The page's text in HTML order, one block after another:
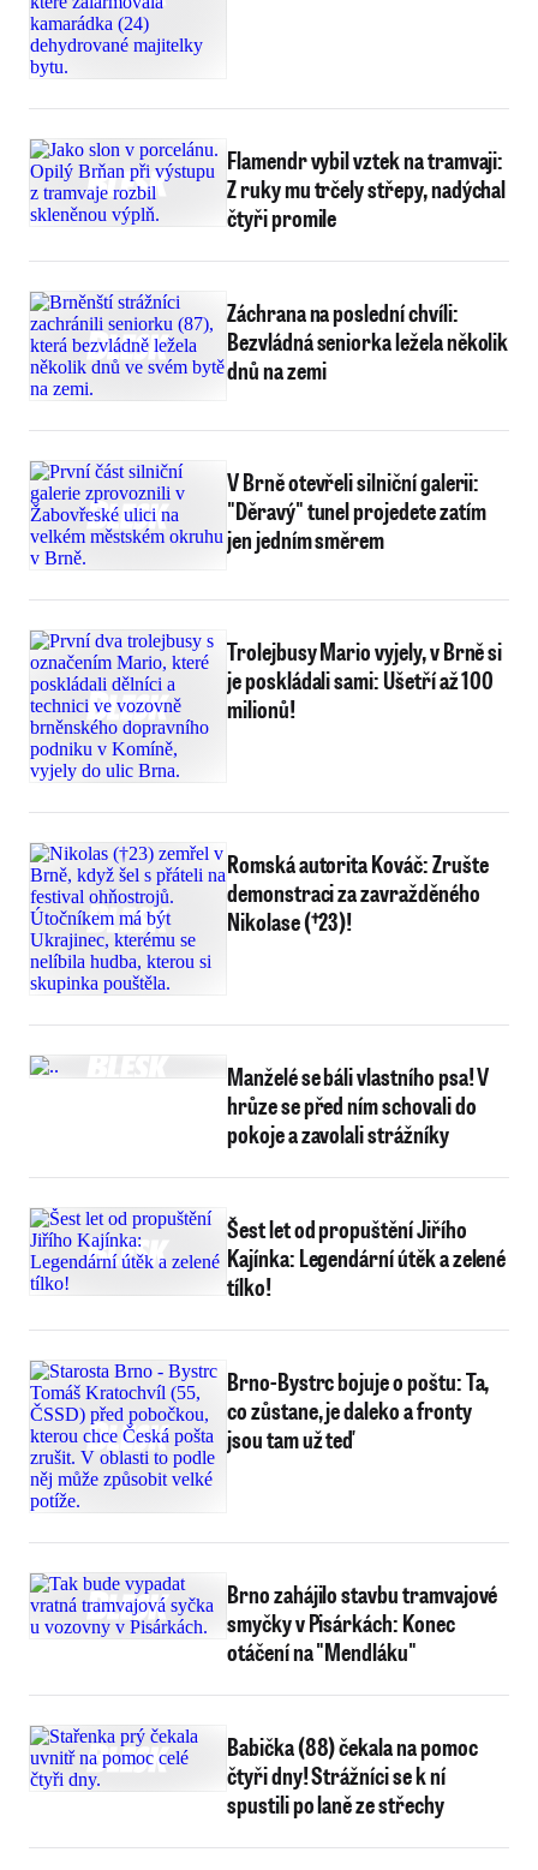
Flamendr vybil vztek na tramvaji:
Z ruky mu trčely střepy, nadýchal
čtyři promile
Záchrana na poslední chvíli:
Bezvládná seniorka ležela několik
dnů na zemi
V Brně otevřeli silniční galerii:
"Děravý" tunel projedete zatím
jen jedním směrem
Trolejbusy Mario vyjely, v Brně si
je poskládali sami: Ušetří až 100
milionů!
Romská autorita Kováč: Zrušte
demonstraci za zavražděného
Nikolase (†23)!
Manželé se báli vlastního psa! V
hrůze se před ním schovali do
pokoje a zavolali strážníky
Šest let od propuštění Jiřího
Kajínka: Legendární útěk a zelené
tílko!
Brno-Bystrc bojuje o poštu: Ta,
co zůstane, je daleko a fronty
jsou tam už teď
Brno zahájilo stavbu tramvajové
smyčky v Pisárkách: Konec
otáčení na "Mendláku"
Babička (88) čekala na pomoc
čtyři dny! Strážníci se k ní
spustili po laně ze střechy